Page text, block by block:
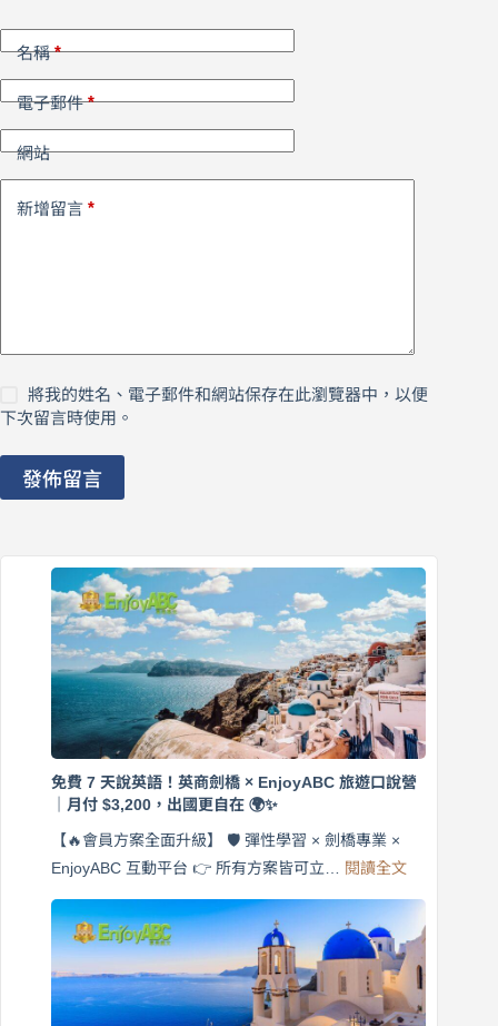
名稱*
電子郵件*
網站
新增留言 *
將我的姓名、電子郵件和網站保存在此瀏覽器中，以便
下次留言時使用。
發佈留言
免費 7 天說英語！英商劍橋 × EnjoyABC 旅遊口說營
｜月付 $3,200，出國更自在 🌍✨
【🔥會員方案全面升級】 🛡️ 彈性學習 × 劍橋專業 ×
EnjoyABC 互動平台 👉 所有方案皆可立… 閱讀全文:
天
說
英
語！